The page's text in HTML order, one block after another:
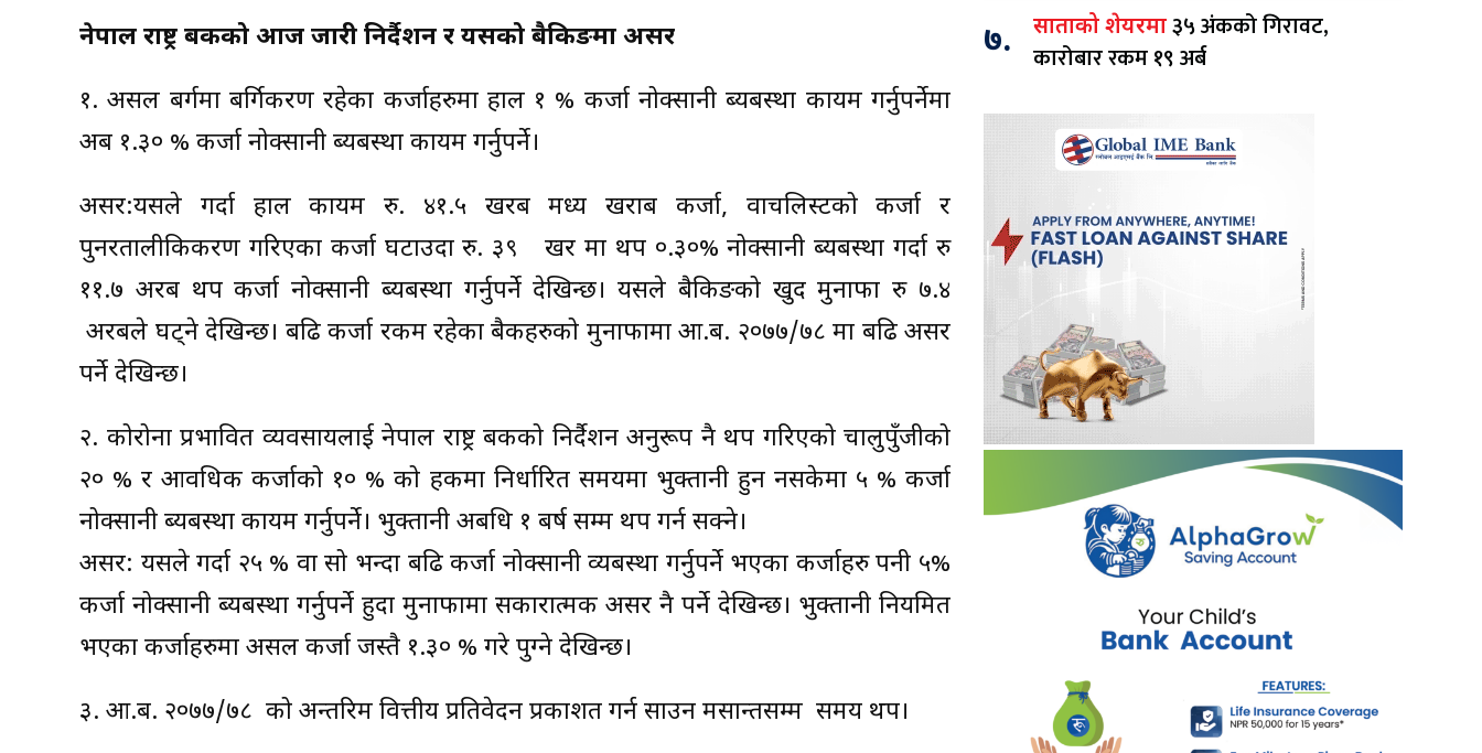
नेपाल राष्ट्र बैंकको आज जारी निर्दैशन र यसको बैकिङमा असर
१. असल बर्गमा बर्गिकरण रहेका कर्जाहरुमा हाल १ % कर्जा नोक्सानी ब्यबस्था कायम गर्नुपर्नेमा
अब १.३० % कर्जा नोक्सानी ब्यबस्था कायम गर्नुपर्ने।
असर:यसले गर्दा हाल कायम रु. ४१.५ खरब मध्य खराब कर्जा, वाचलिस्टको कर्जा र
पुनरतालीकिकरण गरिएका कर्जा घटाउदा रु. ३९ खर मा थप ०.३०% नोक्सानी ब्यबस्था गर्दा रु
११.७ अरब थप कर्जा नोक्सानी ब्यबस्था गर्नुपर्ने देखिन्छ। यसले बैकिङको खुद मुनाफा रु ७.४
अरबले घट्ने देखिन्छ। बढि कर्जा रकम रहेका बैकहरुको मुनाफामा आ.ब. २०७७/७८ मा बढि असर
पर्ने देखिन्छ।
२. कोरोना प्रभावित व्यवसायलाई नेपाल राष्ट्र बैंकको निर्दैशन अनुरूप नै थप गरिएको चालुपुँजीको
२० % र आवधिक कर्जाको १० % को हकमा निर्धारित समयमा भुक्तानी हुन नसकेमा ५ % कर्जा
नोक्सानी ब्यबस्था कायम गर्नुपर्ने। भुक्तानी अबधि १ बर्ष सम्म थप गर्न सक्ने।
असर: यसले गर्दा २५ % वा सो भन्दा बढि कर्जा नोक्सानी व्यबस्था गर्नुपर्ने भएका कर्जाहरु पनी ५%
कर्जा नोक्सानी ब्यबस्था गर्नुपर्ने हुदा मुनाफामा सकारात्मक असर नै पर्ने देखिन्छ। भुक्तानी नियमित
भएका कर्जाहरुमा असल कर्जा जस्तै १.३० % गरे पुग्ने देखिन्छ।
३. आ.ब. २०७७/७८ को अन्तरिम वित्तीय प्रतिवेदन प्रकाशत गर्न साउन मसान्तसम्म समय थप।
७. साताको शेयरमा३५ अंकको गिरावट,
कारोबार रकम १९ अर्ब